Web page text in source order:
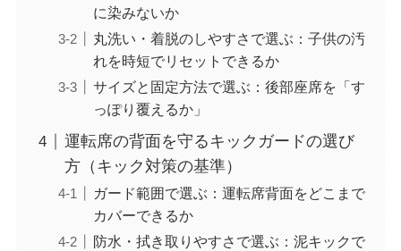
に染みないか
丸洗い・着脱のしやすさで選ぶ：子供の汚
れを時短でリセットできるか
サイズと固定方法で選ぶ：後部座席を「す
っぽり覆えるか」
運転席の背面を守るキックガードの選び
方（キック対策の基準）
ガード範囲で選ぶ：運転席背面をどこまで
カバーできるか
防水・拭き取りやすさで選ぶ：泥キックで